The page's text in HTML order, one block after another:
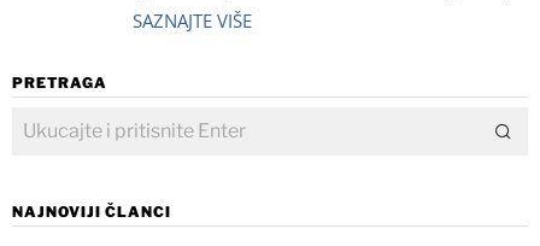
SAZNAJTE VIŠE
PRETRAGA
NAJNOVIJI ČLANCI